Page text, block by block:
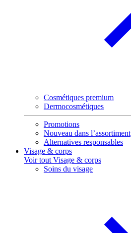
Cosmétiques premium
Dermocosmétiques
Promotions
Nouveau dans l’assortiment
Alternatives responsables
Visage & corps
Voir tout Visage & corps
Soins du visage